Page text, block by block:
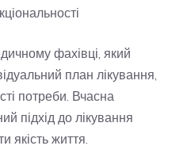
фахівці, який
план лікування,
потреби. Вчасна
підхід до лікування
якість життя.